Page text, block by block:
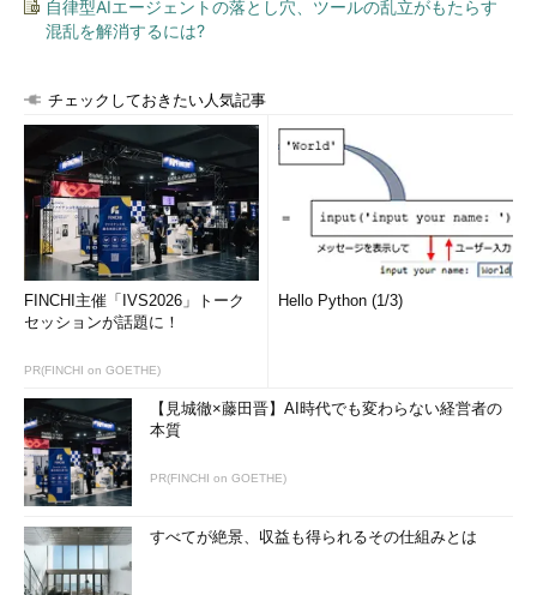
自律型AIエージェントの落とし穴、ツールの乱立がもたらす
混乱を解消するには?
チェックしておきたい人気記事
FINCHI主催「IVS2026」トーク
セッションが話題に！
PR(FINCHI on GOETHE)
Hello Python (1/3)
【見城徹×藤田晋】AI時代でも変わらない経営者の
本質
PR(FINCHI on GOETHE)
すべてが絶景、収益も得られるその仕組みとは